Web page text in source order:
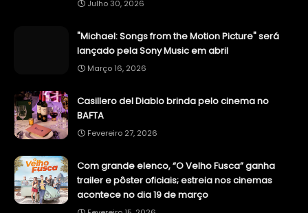
Julho 30, 2026
"Michael: Songs from the Motion Picture" será
lançado pela Sony Music em abril
Março 16, 2026
Casillero del Diablo brinda pelo cinema no
BAFTA
Fevereiro 27, 2026
Com grande elenco, “O Velho Fusca” ganha
trailer e pôster oficiais; estreia nos cinemas
acontece no dia 19 de março